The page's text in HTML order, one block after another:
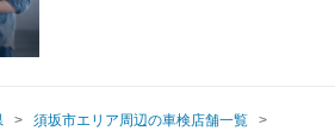
須坂市エリア周辺の車検店舗一覧